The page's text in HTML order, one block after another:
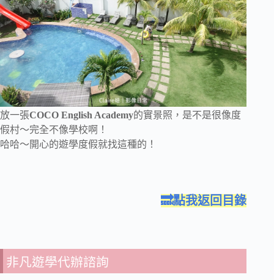
放一張COCO English Academy的實景照，是不是很像度
假村～完全不像學校啊！
哈哈～開心的遊學度假就找這種的！
🔜點我返回目錄
非凡遊學代辦諮詢